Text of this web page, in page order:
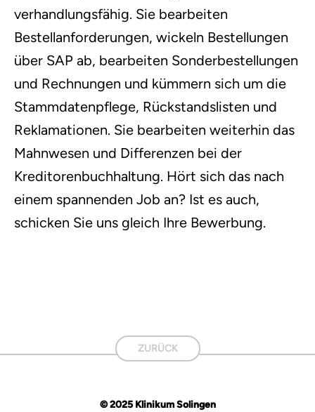
verhandlungsfähig. Sie bearbeiten
Bestellanforderungen, wickeln Bestellungen
über SAP ab, bearbeiten Sonderbestellungen
und Rechnungen und kümmern sich um die
Stammdatenpflege, Rückstandslisten und
Reklamationen. Sie bearbeiten weiterhin das
Mahnwesen und Differenzen bei der
Kreditorenbuchhaltung. Hört sich das nach
einem spannenden Job an? Ist es auch,
schicken Sie uns gleich Ihre Bewerbung.
ZURÜCK
© 2025 Klinikum Solingen